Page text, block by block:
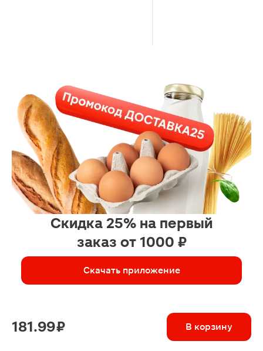
Скидка 25% на первый
заказ от 1000 ₽
Скачать приложение
181.99 ₽ В корзину